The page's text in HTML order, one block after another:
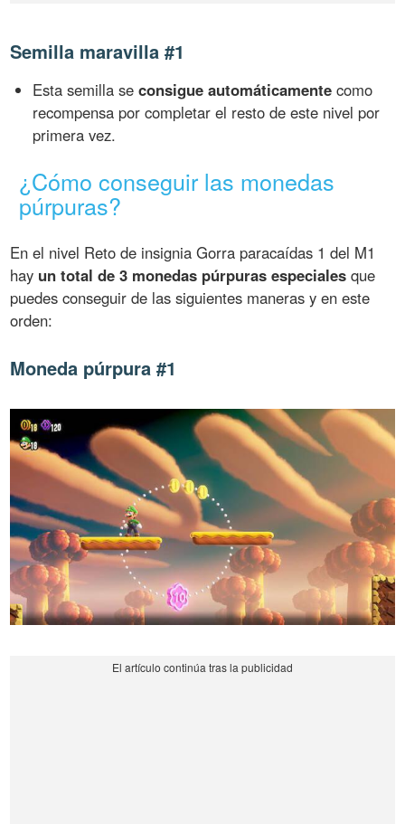
Semilla maravilla #1
Esta semilla seconsigue automáticamente como
recompensa por completar el resto de este nivel por
primera vez.
¿Cómo conseguir las monedas
púrpuras?
En el nivel Reto de insignia Gorra paracaídas 1 del M1
hay un total de 3 monedas púrpuras especiales que
puedes conseguir de las siguientes maneras y en este
orden:
Moneda púrpura #1